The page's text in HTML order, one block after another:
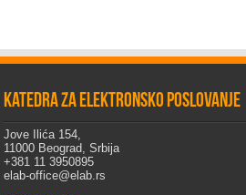
Katedra za elektronsko poslovanje
Jove Ilića 154,
11000 Beograd, Srbija
+381 11 3950895
elab-office@elab.rs